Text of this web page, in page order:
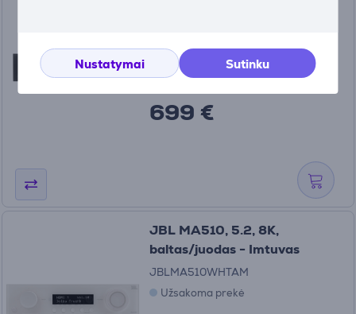
Nustatymai Sutinku
Turime sandėlyje
699 €
JBL MA510, 5.2, 8K,
baltas/juodas - Imtuvas
JBLMA510WHTAM
Užsakoma prekė